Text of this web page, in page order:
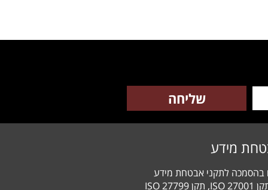
מידע
בהסמכה לתקני אבטחת מידע